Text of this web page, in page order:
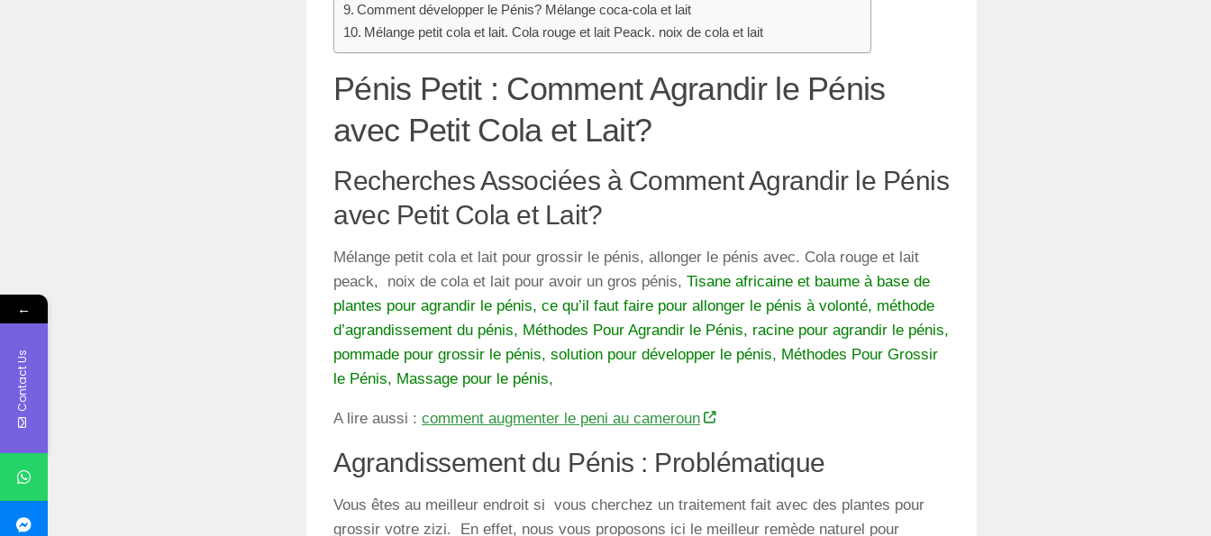
Comment développer le Pénis? Mélange coca-cola et lait
Mélange petit cola et lait. Cola rouge et lait Peack. noix de cola et lait
Pénis Petit : Comment Agrandir le Pénis
avec Petit Cola et Lait?
Recherches Associées à Comment Agrandir le Pénis
avec Petit Cola et Lait?
Mélange petit cola et lait pour grossir le pénis, allonger le pénis avec. Cola rouge et lait
peack, noix de cola et lait pour avoir un gros pénis, Tisane africaine et baume à base de
plantes pour agrandir le pénis, ce qu’il faut faire pour allonger le pénis à volonté, méthode
d’agrandissement du pénis, Méthodes Pour Agrandir le Pénis, racine pour agrandir le pénis,
pommade pour grossir le pénis, solution pour développer le pénis, Méthodes Pour Grossir
le Pénis, Massage pour le pénis,
A lire aussi : comment augmenter le peni au cameroun
Agrandissement du Pénis : Problématique
Vous êtes au meilleur endroit si vous cherchez un traitement fait avec des plantes pour
grossir votre zizi. En effet, nous vous proposons ici le meilleur remède naturel pour
←
Contact Us